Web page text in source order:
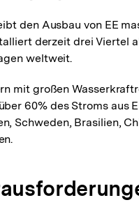
den Ausbau von EE
derzeit drei Viertel
weltweit.
mit großen
60% des Stroms aus
Schweden, Brasilien,